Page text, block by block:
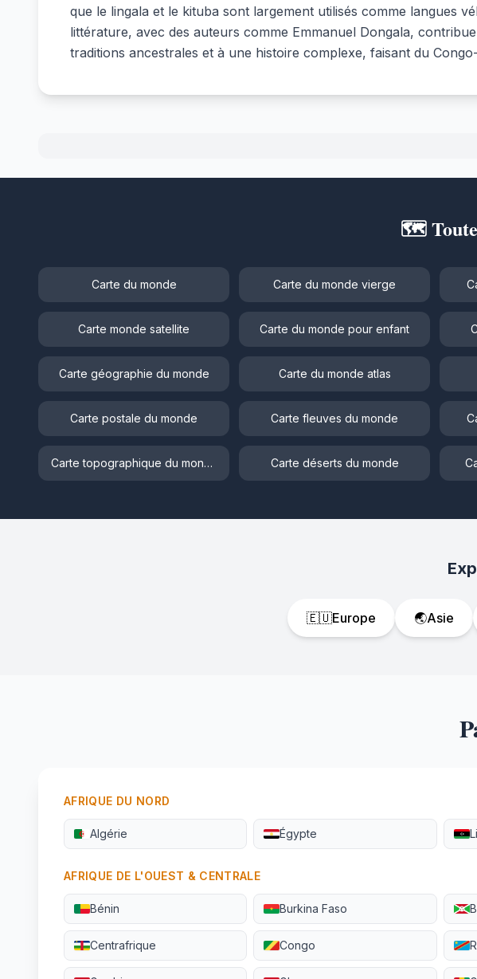
que le lingala et le kituba sont largement utilisés comme langues
littérature, avec des auteurs comme Emmanuel Dongala,
traditions ancestrales et à une histoire complexe, faisant du
🗺️
Carte du monde Carte du monde vierge
Carte monde satellite Carte du monde pour enfant
Carte géographie du monde Carte du monde atlas
Carte postale du monde Carte fleuves du monde
Carte topographique du monde Carte déserts du monde
🇪🇺Europe 🌏Asie
AFRIQUE DU NORD
Algérie Égypte
AFRIQUE DE L'OUEST & CENTRALE
Bénin Burkina Faso
Centrafrique Congo